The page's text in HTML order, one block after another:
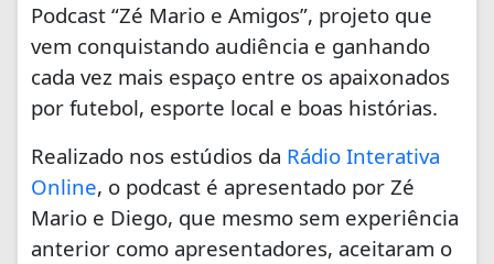
Podcast “Zé Mario e Amigos”, projeto que
vem conquistando audiência e ganhando
cada vez mais espaço entre os apaixonados
por futebol, esporte local e boas histórias.
Realizado nos estúdios da Rádio Interativa
Online, o podcast é apresentado por Zé
Mario e Diego, que mesmo sem experiência
anterior como apresentadores, aceitaram o